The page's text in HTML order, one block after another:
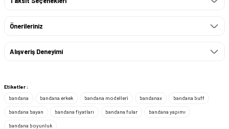
Önerileriniz
Alışveriş Deneyimi
Etiketler :
bandana
bandana erkek bandana modelleri bandanax bandana buff
bandana bayan bandana fiyatları bandana fular bandana yapımı
bandana boyunluk